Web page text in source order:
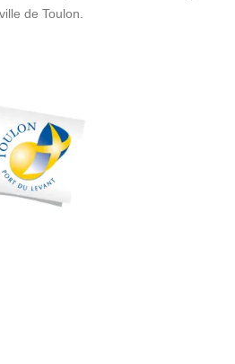
de Toulon.